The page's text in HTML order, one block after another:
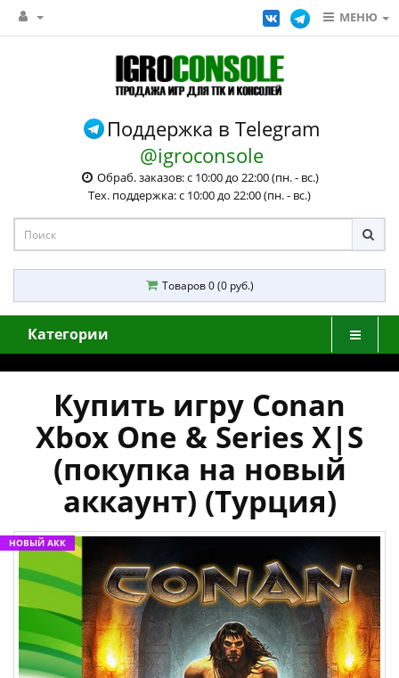
МЕНЮ
Поддержка в Telegram
@igroconsole
Обраб. заказов: с 10:00 до 22:00 (пн. - вс.)
Тех. поддержка: с 10:00 до 22:00 (пн. - вс.)
Товаров 0 (0 руб.)
Категории
Купить игру Conan
Xbox One & Series X|S
(покупка на новый
аккаунт) (Турция)
НОВЫЙ АКК